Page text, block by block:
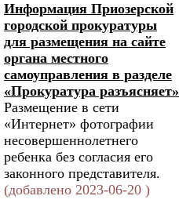
Информация Приозерской
городской прокуратуры
для размещения на сайте
органа местного
самоуправления в разделе
«Прокуратура разъясняет»
Размещение в сети
«Интернет» фотографии
несовершеннолетнего
ребенка без согласия его
законного представителя.
(добавлено 2023-06-20 )